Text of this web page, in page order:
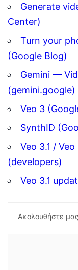
Generate
Center)
Turn your
(Google Blog)
Gemini —
(gemini.google)
Veo 3
SynthID
Veo 3.1 /
(developers)
Veo 3.1
Ακολουθήστε